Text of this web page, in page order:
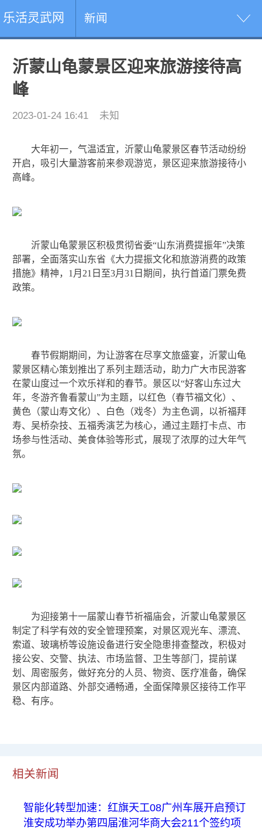
乐活灵武网 新闻
沂蒙山龟蒙景区迎来旅游接待高
峰
2023-01-24 16:41 未知
大年初一，气温适宜，沂蒙山龟蒙景区春节活动纷纷
开启，吸引大量游客前来参观游览，景区迎来旅游接待小
高峰。
沂蒙山龟蒙景区积极贯彻省委“山东消费提振年”决策
部署，全面落实山东省《大力提振文化和旅游消费的政策
措施》精神，1月21日至3月31日期间，执行首道门票免费
政策。
春节假期期间，为让游客在尽享文旅盛宴，沂蒙山龟
蒙景区精心策划推出了系列主题活动，助力广大市民游客
在蒙山度过一个欢乐祥和的春节。景区以“好客山东过大
年，冬游齐鲁看蒙山”为主题，以红色（春节福文化）、
黄色（蒙山寿文化）、白色（戏冬）为主色调，以祈福拜
寿、吴桥杂技、五福秀演艺为核心，通过主题打卡点、市
场参与性活动、美食体验等形式，展现了浓厚的过大年气
氛。
为迎接第十一届蒙山春节祈福庙会，沂蒙山龟蒙景区
制定了科学有效的安全管理预案，对景区观光车、漂流、
索道、玻璃桥等设施设备进行安全隐患排查整改，积极对
接公安、交警、执法、市场监督、卫生等部门，提前谋
划、周密服务，做好充分的人员、物资、医疗准备，确保
景区内部道路、外部交通畅通，全面保障景区接待工作平
稳、有序。
相关新闻
智能化转型加速：红旗天工08广州车展开启预订
淮安成功举办第四届淮河华商大会211个签约项